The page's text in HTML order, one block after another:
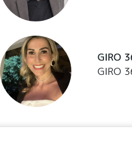
GIRO
GIRO